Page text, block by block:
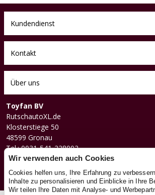
Kundendienst
Kontakt
Über uns
Toyfan BV
RutschautoXL.de
Klosterstiege 50
48599 Gronau
Tel.: 0031-541-228002
Facebook
Instagram
Wir verwenden auch Cookies
Cookies helfen uns, Ihre Erfahrung zu
Inhalte zu personalisieren und Einblicke in Ihre
Wir teilen Ihre Daten mit Analyse- und